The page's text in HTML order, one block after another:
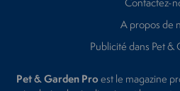
A propos de
Publicité dans Pet &
Pet & Garden Proest le magazine